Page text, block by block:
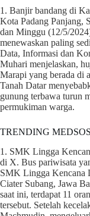
1. Banjir bandang di
Kota Padang Panjang,
dan Minggu (12/5/
menewaskan paling
Data, Informasi dan
Muhari menjelaskan,
Marapi yang berada di
Tanah Datar
gunung terbawa turun
permukiman warga.
TRENDING MEDSOS
1. SMK Lingga
di X. Bus pariwisata
SMK Lingga Kencana
Ciater Subang, Jawa
saat ini, terdapat 11
tersebut. Setelah